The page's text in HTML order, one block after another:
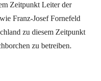
Zeitpunkt Leiter der
Franz-Josef Fornefeld
zu diesem Zeitpunkt
zu betreiben.